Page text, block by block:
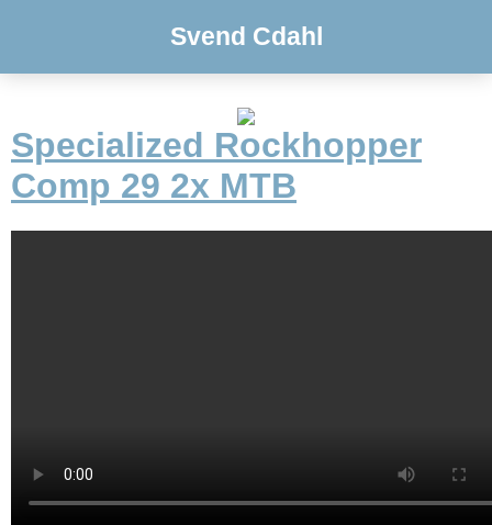
Svend Cdahl
Specialized Rockhopper
Comp 29 2x MTB